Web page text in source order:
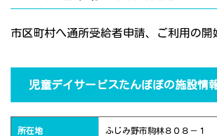
市区町村へ通所受給者申請、ご利用の開
児童デイサービスたんぽぽの施設情
所在地 ふじみ野市駒林８０８－１